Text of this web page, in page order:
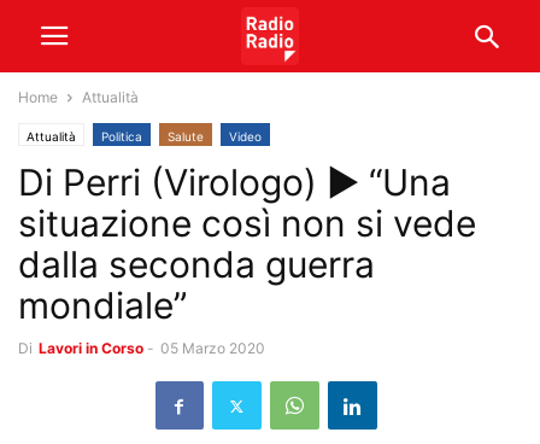
Home Attualità
Attualità Politica Salute Video
Di Perri (Virologo) ► “Una
situazione così non si vede
dalla seconda guerra
mondiale”
Di Lavori in Corso - 05 Marzo 2020